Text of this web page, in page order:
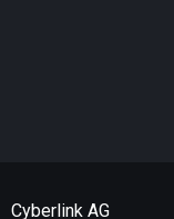
Cyberlink AG